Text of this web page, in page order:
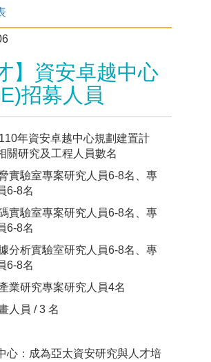
】資安卓越中心
招募人員
年資安卓越中心規劃建置計
關研究及工程人員數名
實驗室專案研究人員6-8名、專
6-8名
實驗室專案研究人員6-8名、專
6-8名
分析實驗室研究人員6-8名、專
6-8名
業研究專案研究人員4名
人員 / 3 名
心：成為亞太資安研究與人才培